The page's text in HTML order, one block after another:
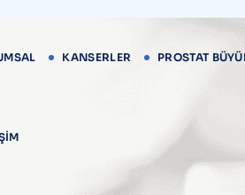
KANSERLER PROSTAT